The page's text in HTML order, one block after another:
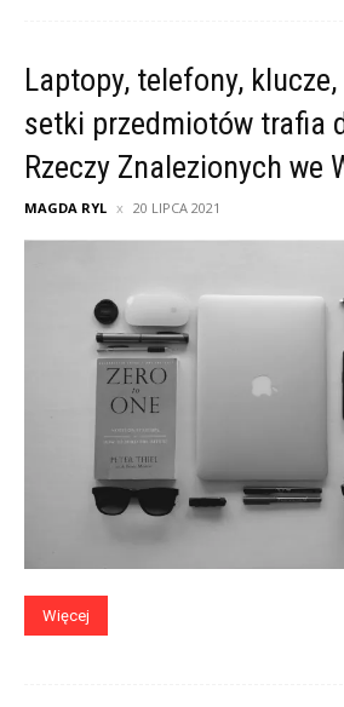
Laptopy, telefony,
setki przedmiotów trafia
Rzeczy Znalezionych we
MAGDA RYL 20 LIPCA 2021
Więcej